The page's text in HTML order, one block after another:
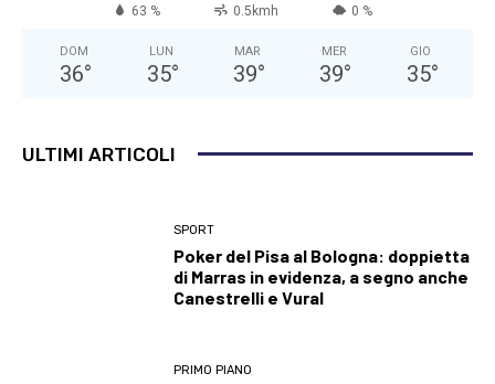
63 % 0.5kmh 0 %
DOM
36°
LUN
35°
MAR
39°
MER
39°
GIO
35°
ULTIMI ARTICOLI
SPORT
Poker del Pisa al Bologna: doppietta
di Marras in evidenza, a segno anche
Canestrelli e Vural
PRIMO PIANO